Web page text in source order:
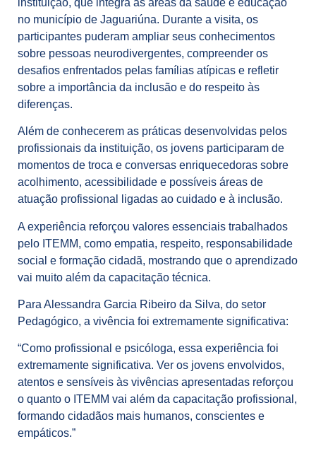
no município de Jaguariúna. Durante a visita, os
participantes puderam ampliar seus conhecimentos
sobre pessoas neurodivergentes, compreender os
desafios enfrentados pelas famílias atípicas e refletir
sobre a importância da inclusão e do respeito às
diferenças.
Além de conhecerem as práticas desenvolvidas pelos
profissionais da instituição, os jovens participaram de
momentos de troca e conversas enriquecedoras sobre
acolhimento, acessibilidade e possíveis áreas de
atuação profissional ligadas ao cuidado e à inclusão.
A experiência reforçou valores essenciais trabalhados
pelo ITEMM, como empatia, respeito, responsabilidade
social e formação cidadã, mostrando que o aprendizado
vai muito além da capacitação técnica.
Para Alessandra Garcia Ribeiro da Silva, do setor
Pedagógico, a vivência foi extremamente significativa:
“Como profissional e psicóloga, essa experiência foi
extremamente significativa. Ver os jovens envolvidos,
atentos e sensíveis às vivências apresentadas reforçou
o quanto o ITEMM vai além da capacitação profissional,
formando cidadãos mais humanos, conscientes e
empáticos.”